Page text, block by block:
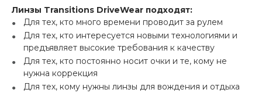
Линзы Transitions DriveWear подходят:
Для тех, кто много времени проводит за рулем
Для тех, кто интересуется новыми технологиями и
предъявляет высокие требования к качеству
Для тех, кто постоянно носит очки и те, кому не
нужна коррекция
Для тех, кому нужны линзы для вождения и отдыха